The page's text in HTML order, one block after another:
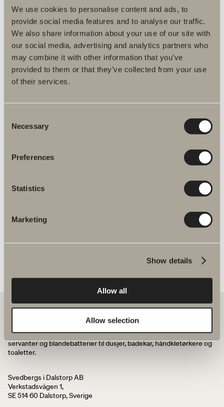
We use cookies to personalise content and ads, to
provide social media features and to analyse our traffic.
We also share information about your use of our site with
our social media, advertising and analytics partners who
may combine it with other information that you’ve
provided to them or that they’ve collected from your use
of their services.
Selection
Necessary
Preferences
Statistics
Marketing
Show details
Allow all
Allow selection
Flere relaterte produkter Reservedeler
Hos oss finner du alt for hele baderommet. Fra baderomsmøbler,
servanter og blandebatterier til dusjer, badekar, håndkletørkere og
toaletter.
Svedbergs i Dalstorp AB
Verkstadsvägen 1,
SE 514 60 Dalstorp, Sverige